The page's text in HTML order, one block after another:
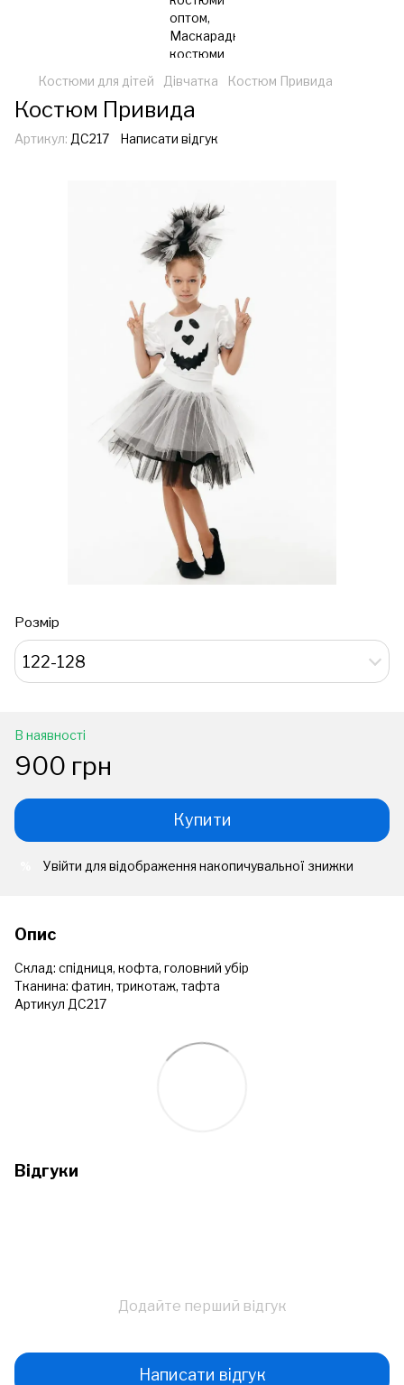
Костюми для дітей Дівчатка Костюм Привида
Костюм Привида
Артикул: ДС217 Написати відгук
Розмір
122-128
В наявності
900 грн
Купити
Увійти для відображення накопичувальної знижки
Опис
Склад: спідниця, кофта, головний убір
Тканина: фатин, трикотаж, тафта
Артикул ДС217
Відгуки
Додайте перший відгук
Написати відгук